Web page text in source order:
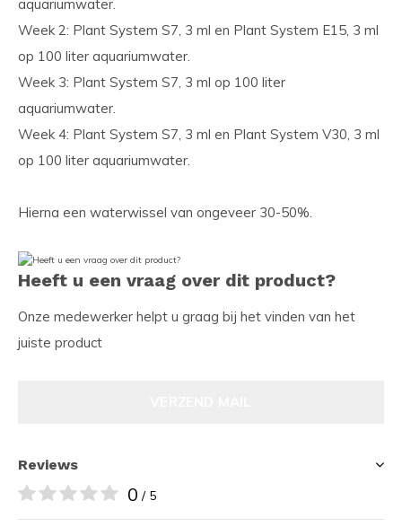
aquariumwater.
Week 2: Plant System S7, 3 ml en Plant System E15, 3 ml
op 100 liter aquariumwater.
Week 3: Plant System S7, 3 ml op 100 liter
aquariumwater.
Week 4: Plant System S7, 3 ml en Plant System V30, 3 ml
op 100 liter aquariumwater.
Hierna een waterwissel van ongeveer 30-50%.
Heeft u een vraag over dit product?
Onze medewerker helpt u graag bij het vinden van het
juiste product
Reviews
0 / 5